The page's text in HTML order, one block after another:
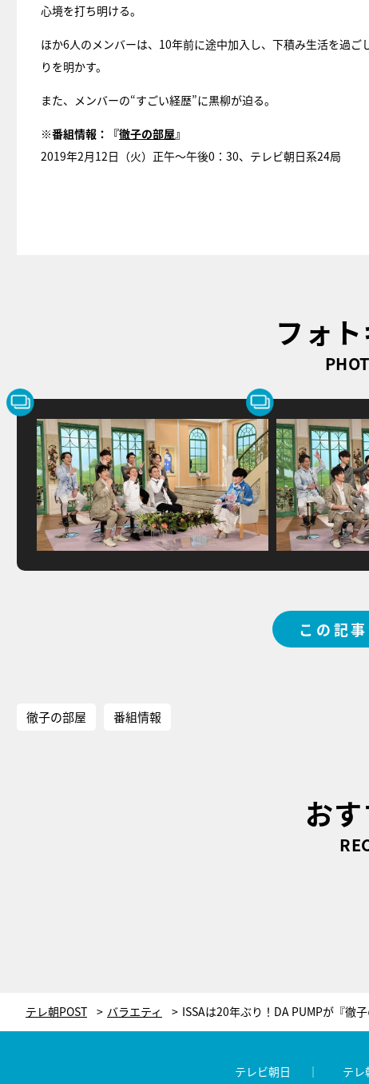
心境を打ち明ける。
ほか6人のメンバーは、10年前に途中加入し、下積み生活を過
りを明かす。
また、メンバーの“すごい経歴”に黒柳が迫る。
※番組情報： 『徹子の部屋』
2019年2月12日（火）正午～午後0：30、テレビ朝日系24局
フォ
この記
徹子の部屋 番組情報
お
テレ朝POST バラエティ
テレビ朝日 テレ